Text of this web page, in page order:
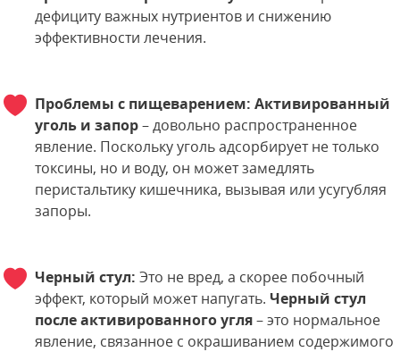
дефициту важных нутриентов и снижению
эффективности лечения.
Проблемы с пищеварением: Активированный
уголь и запор– довольно распространенное
явление. Поскольку уголь адсорбирует не только
токсины, но и воду, он может замедлять
перистальтику кишечника, вызывая или усугубляя
запоры.
Черный стул: Это не вред, а скорее побочный
эффект, который может напугать.Черный стул
после активированного угля– это нормальное
явление, связанное с окрашиванием содержимого